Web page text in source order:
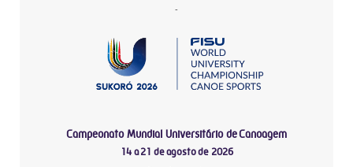
-
Campeonato Mundial Universitário de Canoagem
14 a 21 de agosto de 2026